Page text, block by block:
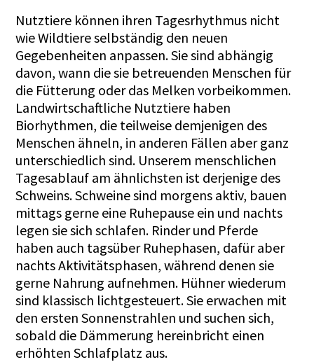
Nutztiere können ihren Tagesrhythmus nicht
wie Wildtiere selbständig den neuen
Gegebenheiten anpassen. Sie sind abhängig
davon, wann die sie betreuenden Menschen für
die Fütterung oder das Melken vorbeikommen.
Landwirtschaftliche Nutztiere haben
Biorhythmen, die teilweise demjenigen des
Menschen ähneln, in anderen Fällen aber ganz
unterschiedlich sind. Unserem menschlichen
Tagesablauf am ähnlichsten ist derjenige des
Schweins.Schweinesind morgens aktiv, bauen
mittags gerne eine Ruhepause ein und nachts
legen sie sich schlafen. Rinder und Pferde
haben auch tagsüber Ruhephasen, dafür aber
nachts Aktivitätsphasen, während denen sie
gerne Nahrung aufnehmen. Hühner wiederum
sind klassisch lichtgesteuert. Sie erwachen mit
den ersten Sonnenstrahlen und suchen sich,
sobald die Dämmerung hereinbricht einen
erhöhten Schlafplatz aus.